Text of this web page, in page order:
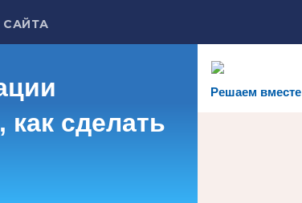
САЙТА
Решаем вместе
как сделать